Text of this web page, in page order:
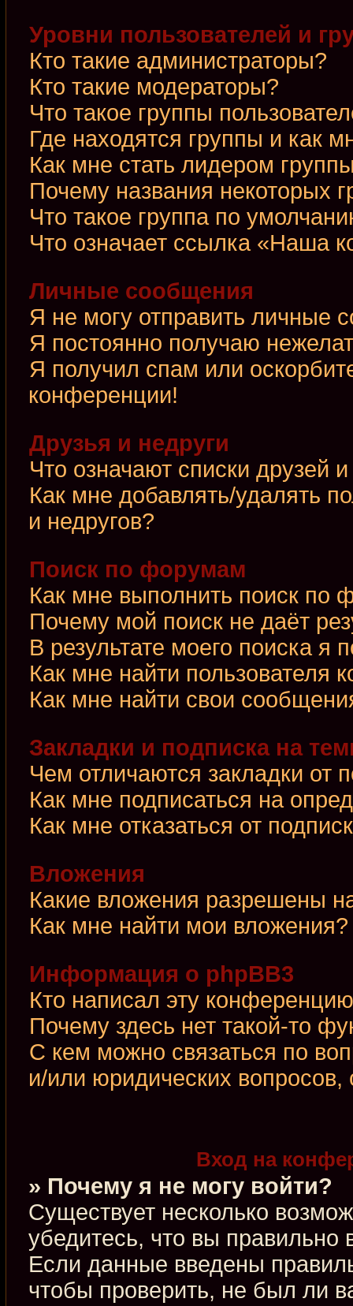
Уровни пользователей и
Кто такие администраторы?
Кто такие модераторы?
Что такое группы
Где находятся группы и как
Как мне стать лидером
Почему названия некоторых
Что такое группа по
Что означает ссылка «Наша
Личные сообщения
Я не могу отправить личные
Я постоянно получаю
Я получил спам или
конференции!
Друзья и недруги
Что означают списки друзей
Как мне добавлять/удалять
и недругов?
Поиск по форумам
Как мне выполнить поиск
Почему мой поиск не даёт
В результате моего поиска я
Как мне найти пользователя
Как мне найти свои
Закладки и подписка на
Чем отличаются закладки от
Как мне подписаться на
Как мне отказаться от
Вложения
Какие вложения разрешены
Как мне найти мои вложения?
Информация о phpBB3
Кто написал эту
Почему здесь нет такой-то
С кем можно связаться по
и/или юридических
Вход на
» Почему я не могу войти?
Существует несколько
убедитесь, что вы правильно
Если данные введены
чтобы проверить, не был ли